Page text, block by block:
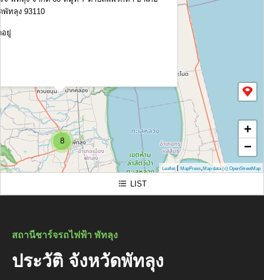
สถานีชาร์จรถไฟฟ้า พัทลุง
ประวัติ จังหวัดพัทลุง